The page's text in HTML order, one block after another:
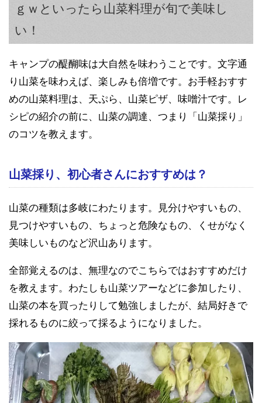
ｇｗといったら山菜料理が旬で美味し
い！
キャンプの醍醐味は大自然を味わうことです。文字通
り山菜を味わえば、楽しみも倍増です。お手軽おすす
めの山菜料理は、天ぷら、山菜ピザ、味噌汁です。レ
シピの紹介の前に、山菜の調達、つまり「山菜採り」
のコツを教えます。
山菜採り、初心者さんにおすすめは？
山菜の種類は多岐にわたります。見分けやすいもの、
見つけやすいもの、ちょっと危険なもの、くせがなく
美味しいものなど沢山あります。
全部覚えるのは、無理なのでこちらではおすすめだけ
を教えます。わたしも山菜ツアーなどに参加したり、
山菜の本を買ったりして勉強しましたが、結局好きで
採れるものに絞って採るようになりました。